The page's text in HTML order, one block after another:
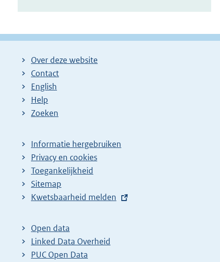
Over deze website
Contact
English
Help
Zoeken
Informatie hergebruiken
Privacy en cookies
Toegankelijkheid
Sitemap
E
t
e
r
Kwetsbaarheid melden
Open data
Linked Data Overheid
PUC Open Data